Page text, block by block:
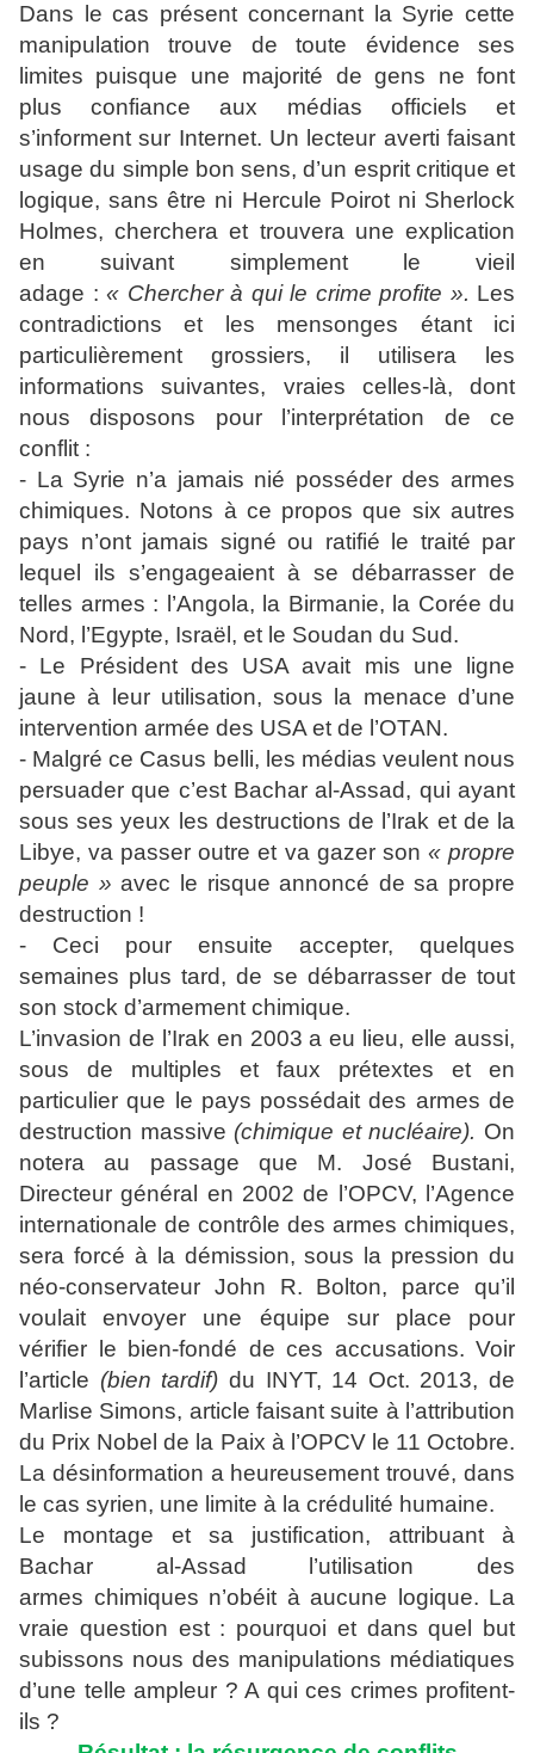
Dans le cas présent concernant la Syrie cette
manipulation trouve de toute évidence ses
limites puisque une majorité de gens ne font
plus confiance aux médias officiels et
s’informent sur Internet. Un lecteur averti faisant
usage du simple bon sens, d’un esprit critique et
logique, sans être ni Hercule Poirot ni Sherlock
Holmes, cherchera et trouvera une explication
en suivant simplement le vieil
adage : « Chercher à qui le crime profite ». Les
contradictions et les mensonges étant ici
particulièrement grossiers, il utilisera les
informations suivantes, vraies celles-là, dont
nous disposons pour l’interprétation de ce
conflit :
- La Syrie n’a jamais nié posséder des armes
chimiques. Notons à ce propos que six autres
pays n’ont jamais signé ou ratifié le traité par
lequel ils s’engageaient à se débarrasser de
telles armes : l’Angola, la Birmanie, la Corée du
Nord, l’Egypte, Israël, et le Soudan du Sud.
- Le Président des USA avait mis une ligne
jaune à leur utilisation, sous la menace d’une
intervention armée des USA et de l’OTAN.
- Malgré ce Casus belli, les médias veulent nous
persuader que c’est Bachar al-Assad, qui ayant
sous ses yeux les destructions de l’Irak et de la
Libye, va passer outre et va gazer son « propre
peuple » avec le risque annoncé de sa propre
destruction !
- Ceci pour ensuite accepter, quelques
semaines plus tard, de se débarrasser de tout
son stock d’armement chimique.
L’invasion de l’Irak en 2003 a eu lieu, elle aussi,
sous de multiples et faux prétextes et en
particulier que le pays possédait des armes de
destruction massive (chimique et nucléaire). On
notera au passage que M. José Bustani,
Directeur général en 2002 de l’OPCV, l’Agence
internationale de contrôle des armes chimiques,
sera forcé à la démission, sous la pression du
néo-conservateur John R. Bolton, parce qu’il
voulait envoyer une équipe sur place pour
vérifier le bien-fondé de ces accusations. Voir
l’article (bien tardif) du INYT, 14 Oct. 2013, de
Marlise Simons, article faisant suite à l’attribution
du Prix Nobel de la Paix à l’OPCV le 11 Octobre.
La désinformation a heureusement trouvé, dans
le cas syrien, une limite à la crédulité humaine.
Le montage et sa justification, attribuant à
Bachar al-Assad l’utilisation des
armes chimiques n’obéit à aucune logique. La
vraie question est : pourquoi et dans quel but
subissons nous des manipulations médiatiques
d’une telle ampleur ? A qui ces crimes profitent-
ils ?